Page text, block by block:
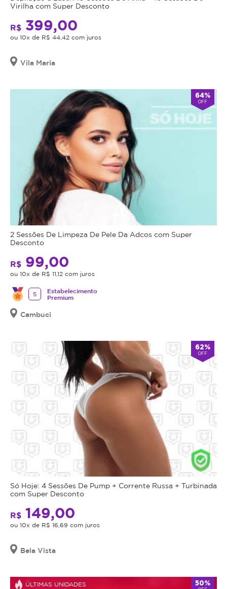
Virilha com Super Desconto
R$ 399,00
ou 10x de R$ 44,42 com juros
Vila Maria
64%
OFF
2 Sessões De Limpeza De Pele Da Adcos com Super
Desconto
R$ 99,00
ou 10x de R$ 11,12 com juros
5
Estabelecimento
Premium
Cambuci
62%
OFF
Só Hoje: 4 Sessões De Pump + Corrente Russa + Turbinada
com Super Desconto
R$ 149,00
ou 10x de R$ 16,69 com juros
Bela Vista
ÚLTIMAS UNIDADES 50%